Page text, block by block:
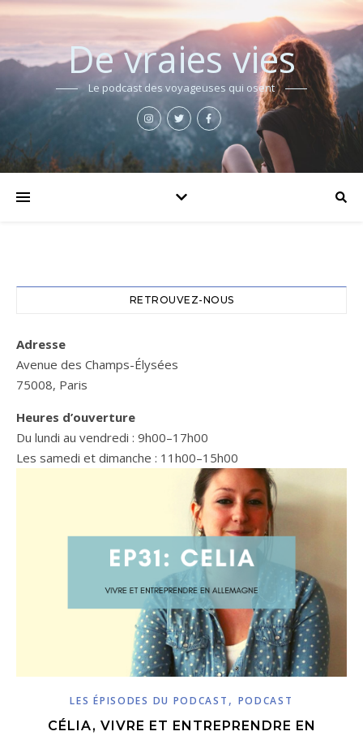
De vraies vies
Le podcast des voyageuses qui osent
RETROUVEZ-NOUS
Adresse
Avenue des Champs-Élysées
75008, Paris
Heures d’ouverture
Du lundi au vendredi : 9h00–17h00
Les samedi et dimanche : 11h00–15h00
LES ÉPISODES DU PODCAST , PODCAST
CÉLIA, VIVRE ET ENTREPRENDRE EN